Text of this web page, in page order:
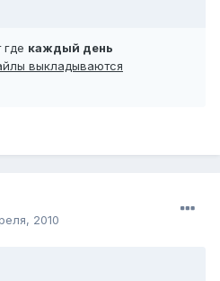
где каждый день
выкладываются
2010